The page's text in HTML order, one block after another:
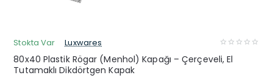
Stokta Var Luxwares
80x40 Plastik Rögar (Menhol) Kapağı – Çerçeveli, El
Tutamaklı Dikdörtgen Kapak